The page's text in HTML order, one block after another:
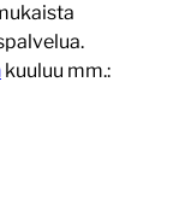
kuuluu mm.: